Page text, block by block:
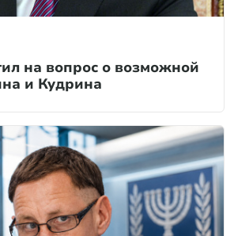
на вопрос о возможной
и Кудрина